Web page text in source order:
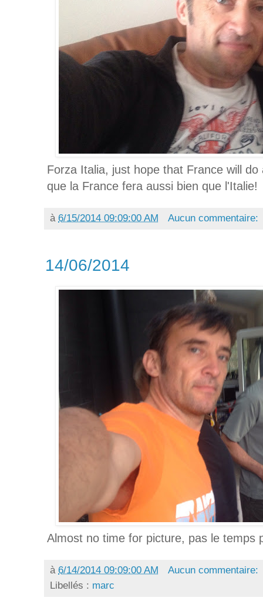
Forza Italia, just hope that France will
que la France fera aussi bien que l'Italie!
à 6/15/2014 09:09:00 AM Aucun commentaire:
14/06/2014
Almost no time for picture, pas le temps
à 6/14/2014 09:09:00 AM
Aucun commentaire:
Libellés : marc